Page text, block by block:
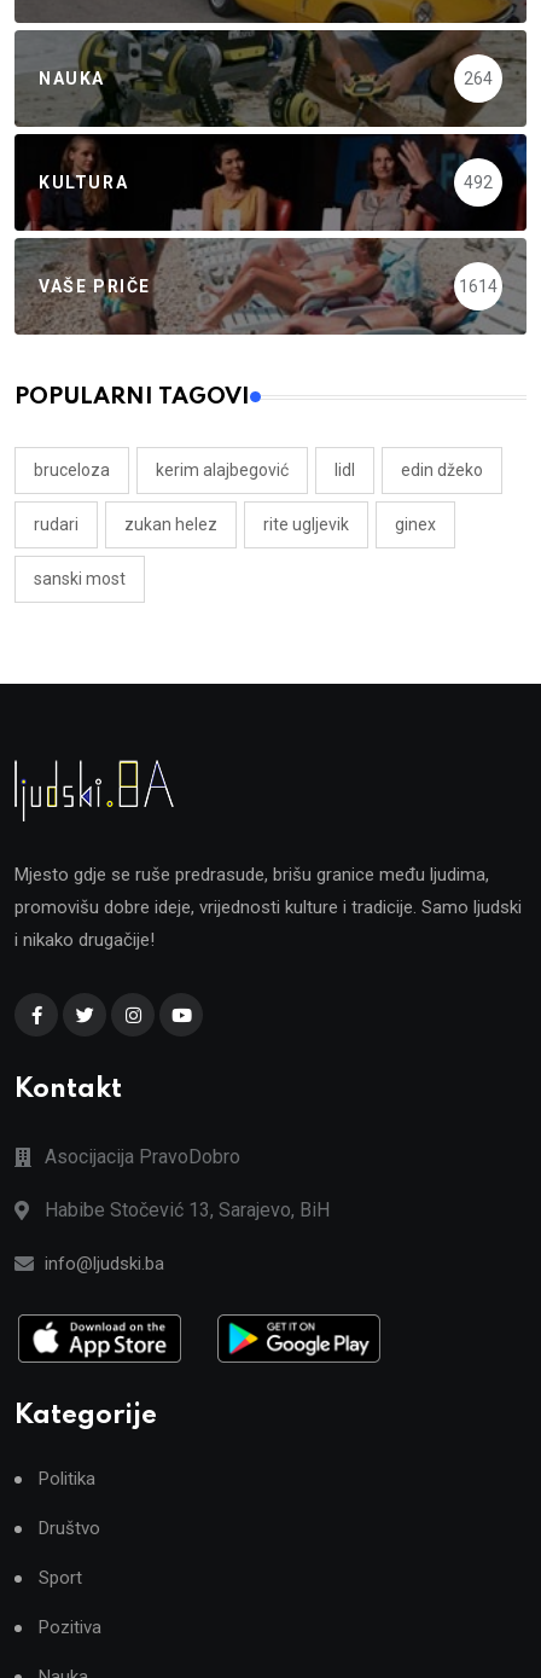
NAUKA 264
KULTURA 492
VAŠE PRIČE 1614
POPULARNI TAGOVI
bruceloza kerim alajbegović lidl edin džeko
rudari zukan helez rite ugljevik ginex
sanski most
Mjesto gdje se ruše predrasude, brišu granice među ljudima,
promovišu dobre ideje, vrijednosti kulture i tradicije. Samo ljudski
i nikako drugačije!
Kontakt
Asocijacija PravoDobro
Habibe Stočević 13, Sarajevo, BiH
info@ljudski.ba
Kategorije
Politika
Društvo
Sport
Pozitiva